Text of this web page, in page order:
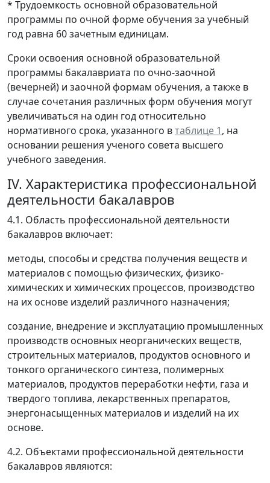
* Трудоемкость основной образовательной
программы по очной форме обучения за учебный
год равна 60 зачетным единицам.
Сроки освоения основной образовательной
программы бакалавриата по очно-заочной
(вечерней) и заочной формам обучения, а также в
случае сочетания различных форм обучения могут
увеличиваться на один год относительно
нормативного срока, указанного втаблице 1, на
основании решения ученого совета высшего
учебного заведения.
IV. Характеристика профессиональной
деятельности бакалавров
4.1. Область профессиональной деятельности
бакалавров включает:
методы, способы и средства получения веществ и
материалов с помощью физических, физико-
химических и химических процессов, производство
на их основе изделий различного назначения;
создание, внедрение и эксплуатацию промышленных
производств основных неорганических веществ,
строительных материалов, продуктов основного и
тонкого органического синтеза, полимерных
материалов, продуктов переработки нефти, газа и
твердого топлива, лекарственных препаратов,
энергонасыщенных материалов и изделий на их
основе.
4.2. Объектами профессиональной деятельности
бакалавров являются: